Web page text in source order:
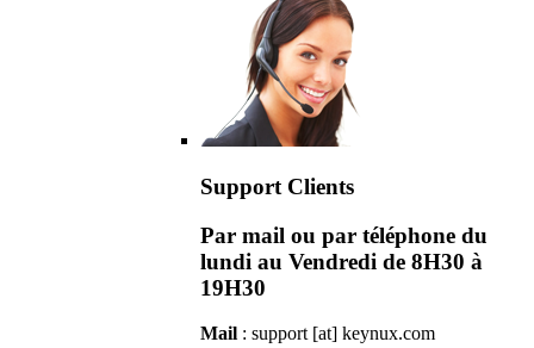
Support Clients
Par mail ou par téléphone du
lundi au Vendredi de 8H30 à
19H30
Mail : support [at] keynux.com